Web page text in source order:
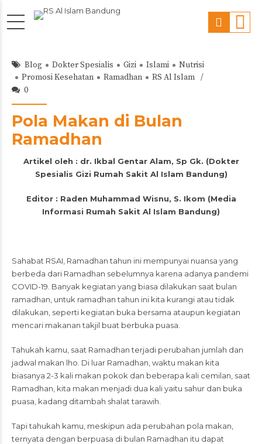
Blog Dokter Spesialis Gizi Islami
Nutrisi
Promosi Kesehatan
Ramadhan
RS Al Islam
0
Pola Makan di Bulan
Ramadhan
Artikel oleh : dr. Ikbal Gentar Alam, Sp Gk. (Dokter
Spesialis Gizi Rumah Sakit Al Islam Bandung)
Editor : Raden Muhammad Wisnu, S. Ikom (Media
Informasi Rumah Sakit Al Islam Bandung)
Sahabat RSAI, Ramadhan tahun ini mempunyai nuansa yang
berbeda dari Ramadhan sebelumnya karena adanya pandemi
COVID-19. Banyak kegiatan yang biasa dilakukan saat bulan
ramadhan, untuk ramadhan tahun ini kita kurangi atau tidak
dilakukan, seperti kegiatan buka bersama ataupun kegiatan
mencari makanan takjil buat berbuka puasa.
Tahukah kamu, saat Ramadhan terjadi perubahan jumlah dan
jadwal makan lho. Di luar Ramadhan, waktu makan kita
biasanya 2-3 kali makan pokok dan beberapa kali cemilan, saat
Ramadhan, kita makan menjadi dua kali yaitu sahur dan buka
puasa, kadang ditambah shalat tarawih.
Tapi tahukah kamu, meskipun ada perubahan pola makan,
ternyata dengan berpuasa di bulan Ramadhan itu dapat